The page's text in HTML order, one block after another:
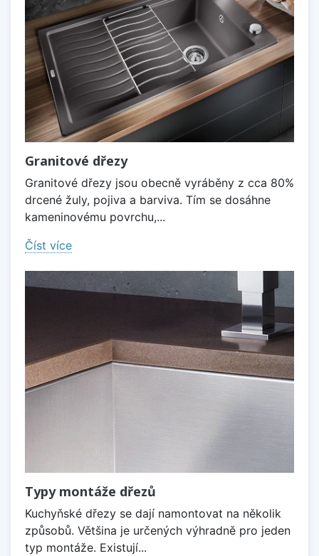
Granitové dřezy
Granitové dřezy jsou obecně vyráběny z cca 80%
drcené žuly, pojiva a barviva. Tím se dosáhne
kameninovému povrchu,...
Číst více
Typy montáže dřezů
Kuchyňské dřezy se dají namontovat na několik
způsobů. Většina je určených výhradně pro jeden
typ montáže. Existují...